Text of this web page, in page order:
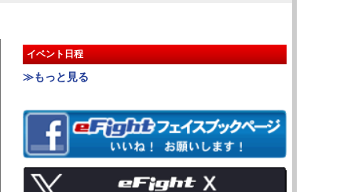
イベント日程
≫もっと見る